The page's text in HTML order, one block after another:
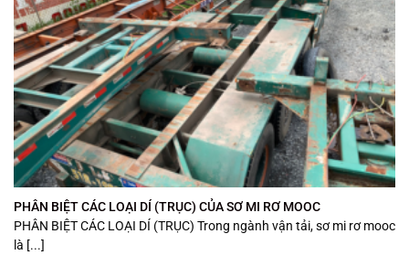
PHÂN BIỆT CÁC LOẠI DÍ (TRỤC) CỦA SƠ MI RƠ MOOC
PHÂN BIỆT CÁC LOẠI DÍ (TRỤC) Trong ngành vận tải, sơ mi rơ mooc
là [...]